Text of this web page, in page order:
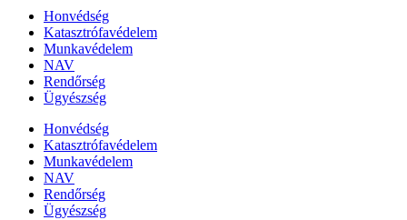
Honvédség
Katasztrófavédelem
Munkavédelem
NAV
Rendőrség
Ügyészség
Honvédség
Katasztrófavédelem
Munkavédelem
NAV
Rendőrség
Ügyészség